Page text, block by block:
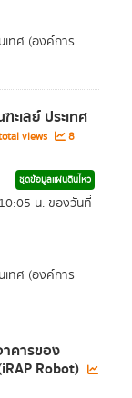
เทศ (องค์การ
เลย์ ประเทศ
views
8
ชุดข้อมูลแผ่นดินไหว
น. ของวันที่
เทศ (องค์การ
คารของ
Robot)